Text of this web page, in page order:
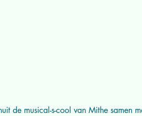
de musical-s-cool van Mithe samen